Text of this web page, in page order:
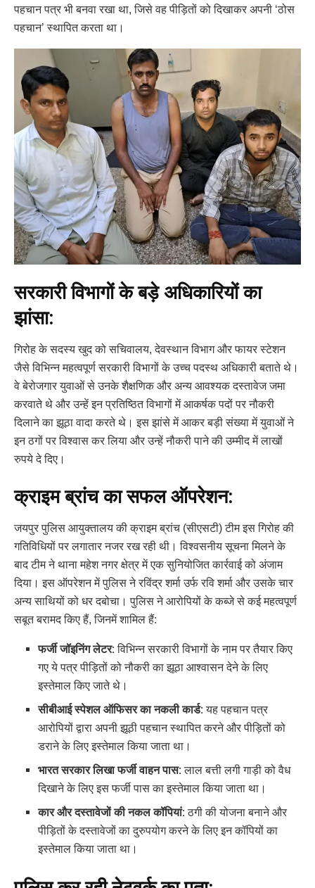
पहचान पत्र भी बनवा रखा था, जिसे वह पीड़ितों को दिखाकर अपनी ‘ठोस
पहचान’ स्थापित करता था।
सरकारी विभागों के बड़े अधिकारियों का
झांसा:
गिरोह के सदस्य खुद को सचिवालय, देवस्थान विभाग और फायर स्टेशन
जैसे विभिन्न महत्वपूर्ण सरकारी विभागों के उच्च पदस्थ अधिकारी बताते थे।
वे बेरोजगार युवाओं से उनके शैक्षणिक और अन्य आवश्यक दस्तावेज जमा
करवाते थे और उन्हें इन प्रतिष्ठित विभागों में आकर्षक पदों पर नौकरी
दिलाने का झूठा वादा करते थे। इस झांसे में आकर बड़ी संख्या में युवाओं ने
इन ठगों पर विश्वास कर लिया और उन्हें नौकरी पाने की उम्मीद में लाखों
रुपये दे दिए।
क्राइम ब्रांच का सफल ऑपरेशन:
जयपुर पुलिस आयुक्तालय की क्राइम ब्रांच (सीएसटी) टीम इस गिरोह की
गतिविधियों पर लगातार नजर रख रही थी। विश्वसनीय सूचना मिलने के
बाद टीम ने थाना महेश नगर क्षेत्र में एक सुनियोजित कार्रवाई को अंजाम
दिया। इस ऑपरेशन में पुलिस ने रविंद्र शर्मा उर्फ रवि शर्मा और उसके चार
अन्य साथियों को धर दबोचा। पुलिस ने आरोपियों के कब्जे से कई महत्वपूर्ण
सबूत बरामद किए हैं, जिनमें शामिल हैं:
फर्जी जॉइनिंग लेटर:विभिन्न सरकारी विभागों के नाम पर तैयार किए
गए ये पत्र पीड़ितों को नौकरी का झूठा आश्वासन देने के लिए
इस्तेमाल किए जाते थे।
सीबीआई स्पेशल ऑफिसर का नकली कार्ड:यह पहचान पत्र
आरोपियों द्वारा अपनी झूठी पहचान स्थापित करने और पीड़ितों को
डराने के लिए इस्तेमाल किया जाता था।
भारत सरकार लिखा फर्जी वाहन पास:लाल बत्ती लगी गाड़ी को वैध
दिखाने के लिए इस फर्जी पास का इस्तेमाल किया जाता था।
कार और दस्तावेजों की नकल कॉपियां:ठगी की योजना बनाने और
पीड़ितों के दस्तावेजों का दुरुपयोग करने के लिए इन कॉपियों का
इस्तेमाल किया जाता था।